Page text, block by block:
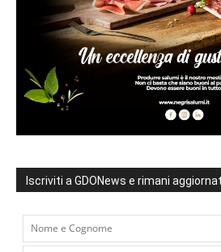
Iscriviti a GDONews e rimani